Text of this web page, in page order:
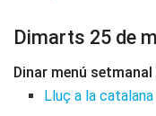
Dimarts 25 de
Dinar menú setmanal
Lluç a la catalana